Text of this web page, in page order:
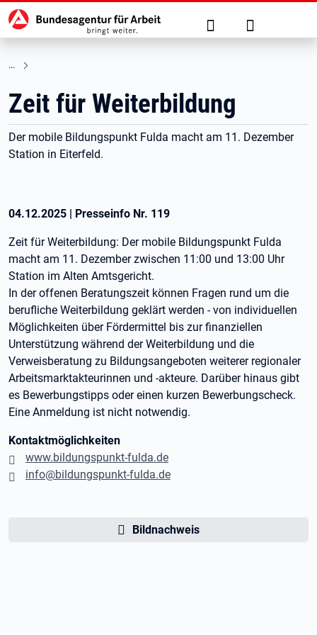
zu den Hauptinhalten springen
Hauptnavigation Suche Anmelden
Zeit für Weiterbildung
Der mobile Bildungspunkt Fulda macht am 11. Dezember
Station in Eiterfeld.
04.12.2025 | Presseinfo Nr. 119
Zeit für Weiterbildung: Der mobile Bildungspunkt Fulda
macht am 11. Dezember zwischen 11:00 und 13:00 Uhr
Station im Alten Amtsgericht.
In der offenen Beratungszeit können Fragen rund um die
berufliche Weiterbildung geklärt werden - von individuellen
Möglichkeiten über Fördermittel bis zur finanziellen
Unterstützung während der Weiterbildung und die
Verweisberatung zu Bildungsangeboten weiterer regionaler
Arbeitsmarktakteurinnen und -akteure. Darüber hinaus gibt
es Bewerbungstipps oder einen kurzen Bewerbungscheck.
Eine Anmeldung ist nicht notwendig.
Kontaktmöglichkeiten
www.bildungspunkt-fulda.de
info@bildungspunkt-fulda.de
Bildnachweis